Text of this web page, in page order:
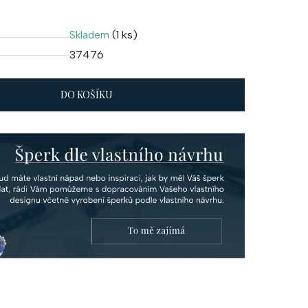
Skladem (1 ks)
37476
DO KOŠÍKU